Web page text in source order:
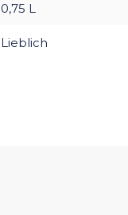
0,75 L
Lieblich